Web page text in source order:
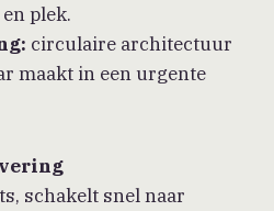
plek.
circulaire architectuur
maakt in een urgente
schakelt snel naar